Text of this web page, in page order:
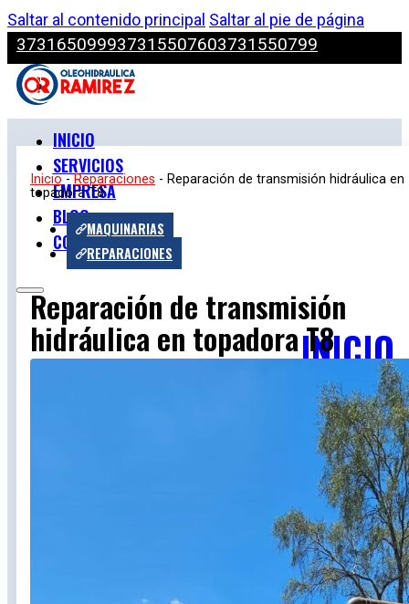
Saltar al contenido principal Saltar al pie de página
373165099937315507603731550799
INICIO
SERVICIOS
EMPRESA
BLOG
CONTACTO
INICIO
BLOG
Inicio-Reparaciones - Reparación de transmisión hidráulica en
topadora T8
MAQUINARIAS
REPARACIONES
Reparación de transmisión
hidráulica en topadora T8